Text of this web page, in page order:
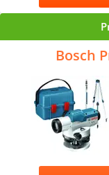
Bosch